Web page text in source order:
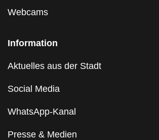
Webcams
Information
Aktuelles aus der Stadt
Social Media
WhatsApp-Kanal
Presse & Medien